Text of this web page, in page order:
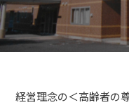
経営理念の＜高齢者の